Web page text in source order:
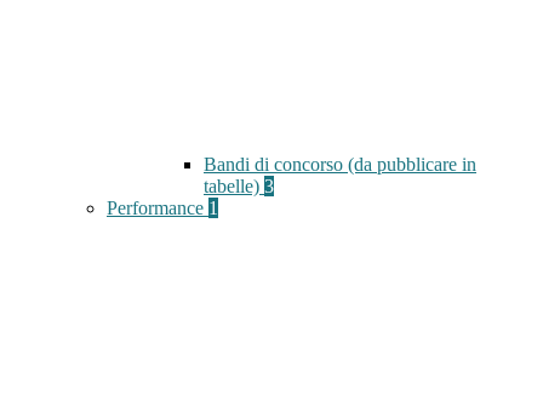
Bandi di concorso (da pubblicare in
tabelle) 3
Performance 1